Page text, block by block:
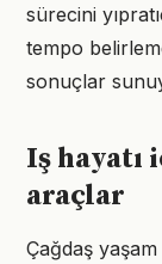
sürecini
tempo
sonuçlar
Iş hayatı
araçlar
Çağdaş